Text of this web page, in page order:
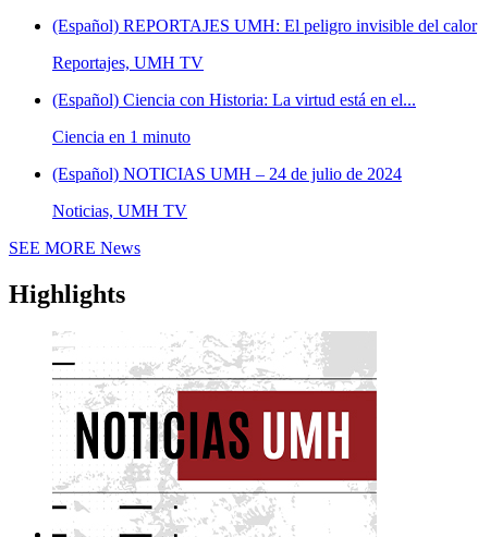
(Español) REPORTAJES UMH: El peligro invisible del calor
Reportajes, UMH TV
(Español) Ciencia con Historia: La virtud está en el...
Ciencia en 1 minuto
(Español) NOTICIAS UMH – 24 de julio de 2024
Noticias, UMH TV
SEE MORE News
Highlights